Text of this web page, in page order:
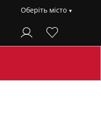
Оберіть місто